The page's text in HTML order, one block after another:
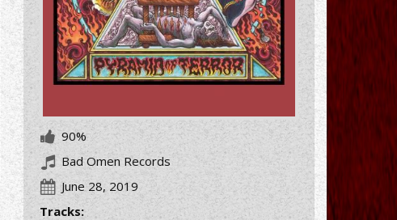
90%
Bad Omen Records
June 28, 2019
Tracks: